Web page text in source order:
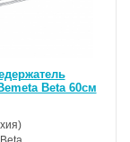
Beta 60см